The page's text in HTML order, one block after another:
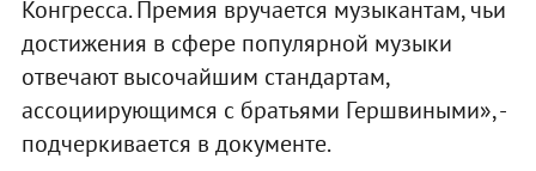
Конгресса. Премия вручается музыкантам, чьи
достижения в сфере популярной музыки
отвечают высочайшим стандартам,
ассоциирующимся с братьями Гершвиными», -
подчеркивается в документе.